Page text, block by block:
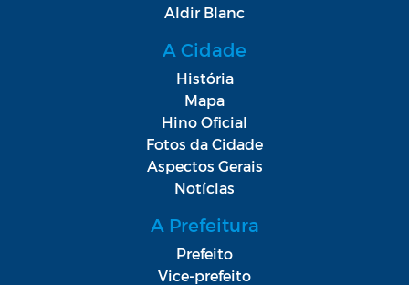
Aldir Blanc
A Cidade
História
Mapa
Hino Oficial
Fotos da Cidade
Aspectos Gerais
Notícias
A Prefeitura
Prefeito
Vice-prefeito